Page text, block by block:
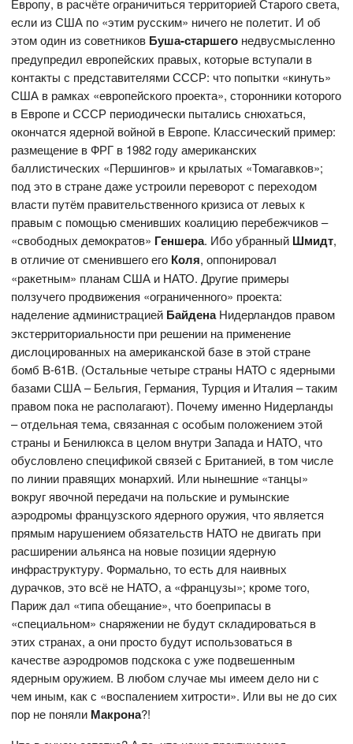
Европу, в расчёте ограничиться территорией Старого света,
если из США по «этим русским» ничего не полетит. И об
этом один из советников Буша-старшего недвусмысленно
предупредил европейских правых, которые вступали в
контакты с представителями СССР: что попытки «кинуть»
США в рамках «европейского проекта», сторонники которого
в Европе и СССР периодически пытались снюхаться,
окончатся ядерной войной в Европе. Классический пример:
размещение в ФРГ в 1982 году американских
баллистических «Першингов» и крылатых «Томагавков»;
под это в стране даже устроили переворот с переходом
власти путём правительственного кризиса от левых к
правым с помощью сменивших коалицию перебежчиков –
«свободных демократов» Геншера. Ибо убранный Шмидт,
в отличие от сменившего его Коля, оппонировал
«ракетным» планам США и НАТО. Другие примеры
ползучего продвижения «ограниченного» проекта:
наделение администрацией БайденаНидерландов правом
экстерриториальности при решении на применение
дислоцированных на американской базе в этой стране
бомб B-61B. (Остальные четыре страны НАТО с ядерными
базами США – Бельгия, Германия, Турция и Италия – таким
правом пока не располагают). Почему именно Нидерланды
– отдельная тема, связанная с особым положением этой
страны и Бенилюкса в целом внутри Запада и НАТО, что
обусловлено спецификой связей с Британией, в том числе
по линии правящих монархий. Или нынешние «танцы»
вокруг явочной передачи на польские и румынские
аэродромы французского ядерного оружия, что является
прямым нарушением обязательств НАТО не двигать при
расширении альянса на новые позиции ядерную
инфраструктуру. Формально, то есть для наивных
дурачков, это всё не НАТО, а «французы»; кроме того,
Париж дал «типа обещание», что боеприпасы в
«специальном» снаряжении не будут складироваться в
этих странах, а они просто будут использоваться в
качестве аэродромов подскока с уже подвешенным
ядерным оружием. В любом случае мы имеем дело ни с
чем иным, как с «воспалением хитрости». Или вы не до сих
пор не поняли Макрона?!